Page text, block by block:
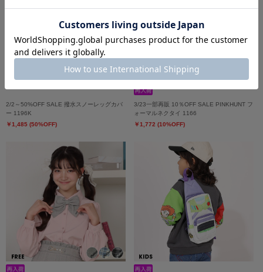
2/2～50%OFF SALE 撥水スノーレッグカバ
ー 1196K
￥1,485 (50%OFF)
3/23一部再販 10％OFF SALE PINKHUNT フ
ォーマルネクタイ 1166
￥1,772 (10%OFF)